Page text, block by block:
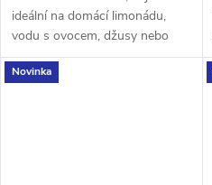
ideální na domácí limonádu,
vodu s ovocem, džusy nebo
osvěžující letní nápoje. Díky
většímu objemu pohodlně
Novinka